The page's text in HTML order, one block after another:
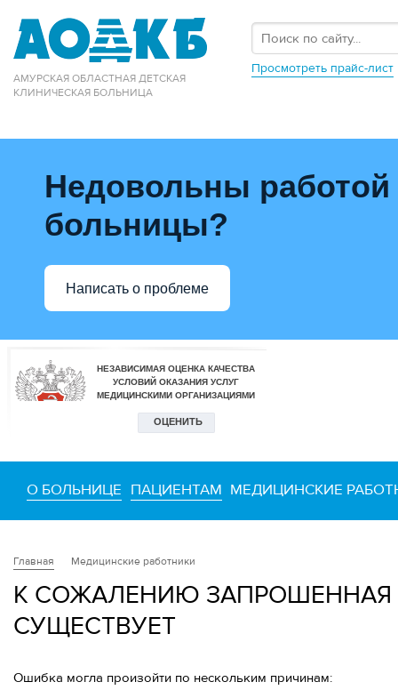
АМУРСКАЯ ОБЛАСТНАЯ ДЕТСКАЯ
КЛИНИЧЕСКАЯ БОЛЬНИЦА
Просмотреть прайс-лист
Недовольны работой
больницы?
Написать о проблеме
О БОЛЬНИЦЕ ПАЦИЕНТАМ МЕДИЦИНСКИЕ
Главная Медицинские работники
К СОЖАЛЕНИЮ ЗАПРОШЕННАЯ
СУЩЕСТВУЕТ
Ошибка могла произойти по нескольким причинам: